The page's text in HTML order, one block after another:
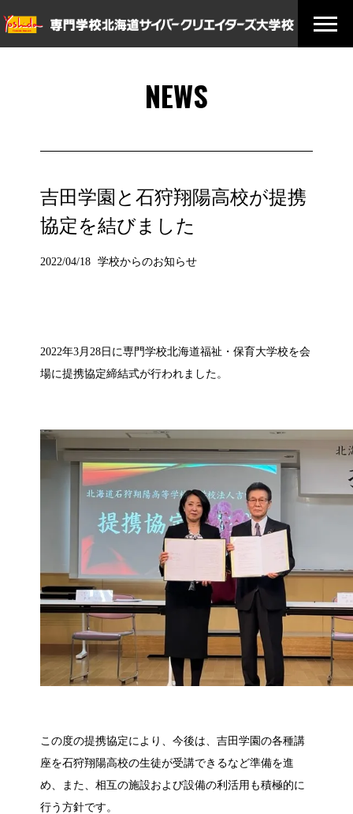
NEWS
吉田学園と石狩翔陽高校が提携
協定を結びました
2022/04/18 学校からのお知らせ
2022年3月28日に専門学校北海道福祉・保育大学校を会
場に提携協定締結式が行われました。
この度の提携協定により、今後は、吉田学園の各種講
座を石狩翔陽高校の生徒が受講できるなど準備を進
め、また、相互の施設および設備の利活用も積極的に
行う方針です。